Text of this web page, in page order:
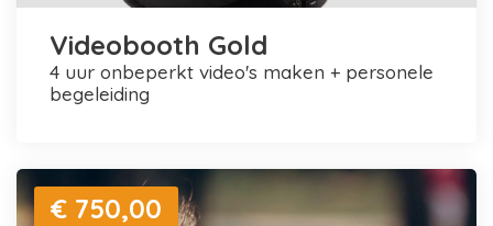
Videobooth Gold
4 uur onbeperkt video's maken + personele
begeleiding
€ 750,00